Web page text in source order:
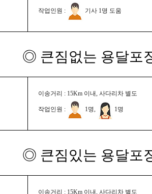
작업인원 : 기사 1명 도움
◎ 큰짐없는 용달포
이송거리 : 15Km 이내, 사다리차 별도
작업인원 : 1명, 1명
◎ 큰짐있는 용달포
이송거리 : 15Km 이내, 사다리차 별도